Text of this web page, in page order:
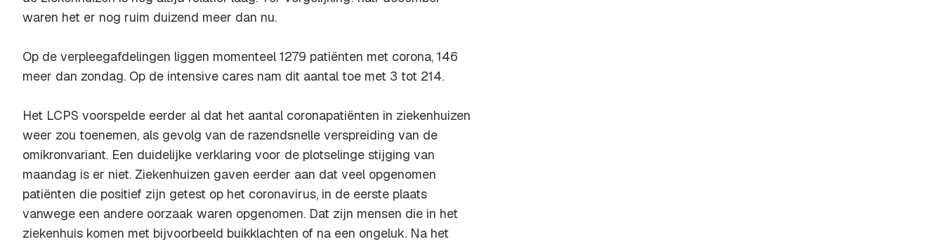
waren het er nog ruim duizend meer dan nu.
Op de verpleegafdelingen liggen momenteel 1279 patiënten met corona, 146
meer dan zondag. Op de intensive cares nam dit aantal toe met 3 tot 214.
Het LCPS voorspelde eerder al dat het aantal coronapatiënten in ziekenhuizen
weer zou toenemen, als gevolg van de razendsnelle verspreiding van de
omikronvariant. Een duidelijke verklaring voor de plotselinge stijging van
maandag is er niet. Ziekenhuizen gaven eerder aan dat veel opgenomen
patiënten die positief zijn getest op het coronavirus, in de eerste plaats
vanwege een andere oorzaak waren opgenomen. Dat zijn mensen die in het
ziekenhuis komen met bijvoorbeeld buikklachten of na een ongeluk. Na het